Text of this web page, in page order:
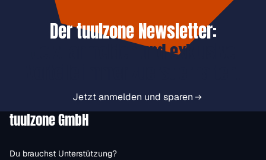
Der tuulzone Newsletter:
Jetzt anmelden und exklusive
Jetzt anmelden und sparen
tuulzone GmbH
Du brauchst Unterstützung?